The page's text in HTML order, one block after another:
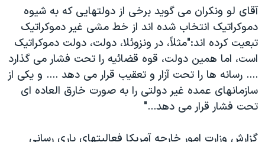
قانون شفافیت دارائی کادر رهبری ایران
اعتراضات مردمی آبان ۹۸
اسرائیل در جنگ
نرگس محمدی برنده جایزه نوبل صلح
همایش محافظه‌کاران آمریکا «سی‌پک»
صفحه‌های ویژه
سفر پرزیدنت ترامپ به چین
آقای لو ونکران می گويد برخی از دولتهايی که به شيوه
دموکراتيک انتخاب شده اند از خط مشی غير دموکراتيک
تبعيت کرده اند:"مثلاً، در ونزوئلا، دولت، دولت دموکراتيک
است، اما همين دولت، قوه قضائيه را تحت فشار می گذارد
.... رسانه ها را تحت آزار و تعقيب قرار می دهد .... و يکی از
سازمانهای عمده غير دولتی را به صورت خارق العاده ای
تحت فشار قرار می دهد..."
گزارش وزارت امور خارجه آمريکا فعاليتهای ياری رسانی